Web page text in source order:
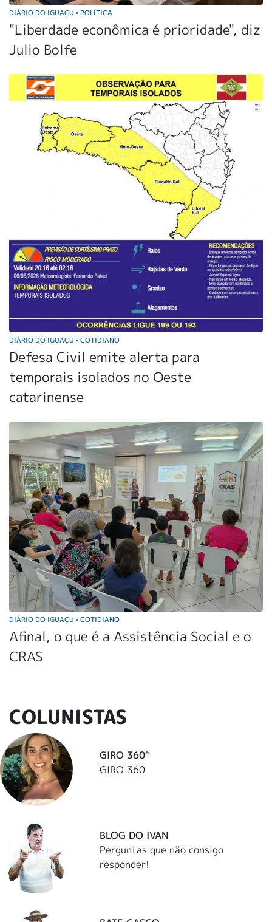
DIÁRIO DO IGUAÇU • POLÍTICA
"Liberdade econômica é prioridade", diz
Julio Bolfe
DIÁRIO DO IGUAÇU • COTIDIANO
Defesa Civil emite alerta para
temporais isolados no Oeste
catarinense
DIÁRIO DO IGUAÇU • COTIDIANO
Afinal, o que é a Assistência Social e o
CRAS
COLUNISTAS
GIRO 360°
GIRO 360
BLOG DO IVAN
Perguntas que não consigo
responder!